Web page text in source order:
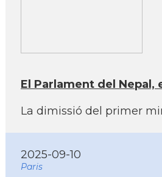
El Parlament del
La dimissió del primer
2025-09-10
Paris